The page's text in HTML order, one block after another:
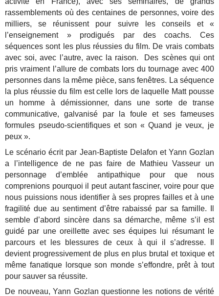
rassemblements où des centaines de personnes, voire des
milliers, se réunissent pour suivre les conseils et «
l’enseignement » prodigués par des coachs. Ces
séquences sont les plus réussies du film. De vrais combats
avec soi, avec l’autre, avec la raison. Des scènes qui ont
pris vraiment l’allure de combats lors du tournage avec 400
personnes dans la même pièce, sans fenêtres. La séquence
la plus réussie du film est celle lors de laquelle Matt pousse
un homme à démissionner, dans une sorte de transe
communicative, galvanisé par la foule et ses fameuses
formules pseudo-scientifiques et son « Quand je veux, je
peux ».
Le scénario écrit par Jean-Baptiste Delafon et Yann Gozlan
a l’intelligence de ne pas faire de Mathieu Vasseur un
personnage d’emblée antipathique pour que nous
comprenions pourquoi il peut autant fasciner, voire pour que
nous puissions nous identifier à ses propres failles et à une
fragilité due au sentiment d’être rabaissé par sa famille. Il
semble d’abord sincère dans sa démarche, même s’il est
guidé par une oreillette avec ses équipes lui résumant le
parcours et les blessures de ceux à qui il s’adresse. Il
devient progressivement de plus en plus brutal et toxique et
même fanatique lorsque son monde s’effondre, prêt à tout
pour sauver sa réussite.
De nouveau, Yann Gozlan questionne les notions de vérité